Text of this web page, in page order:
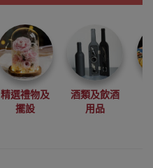
精選禮物及
擺設
酒類及飲酒
用品